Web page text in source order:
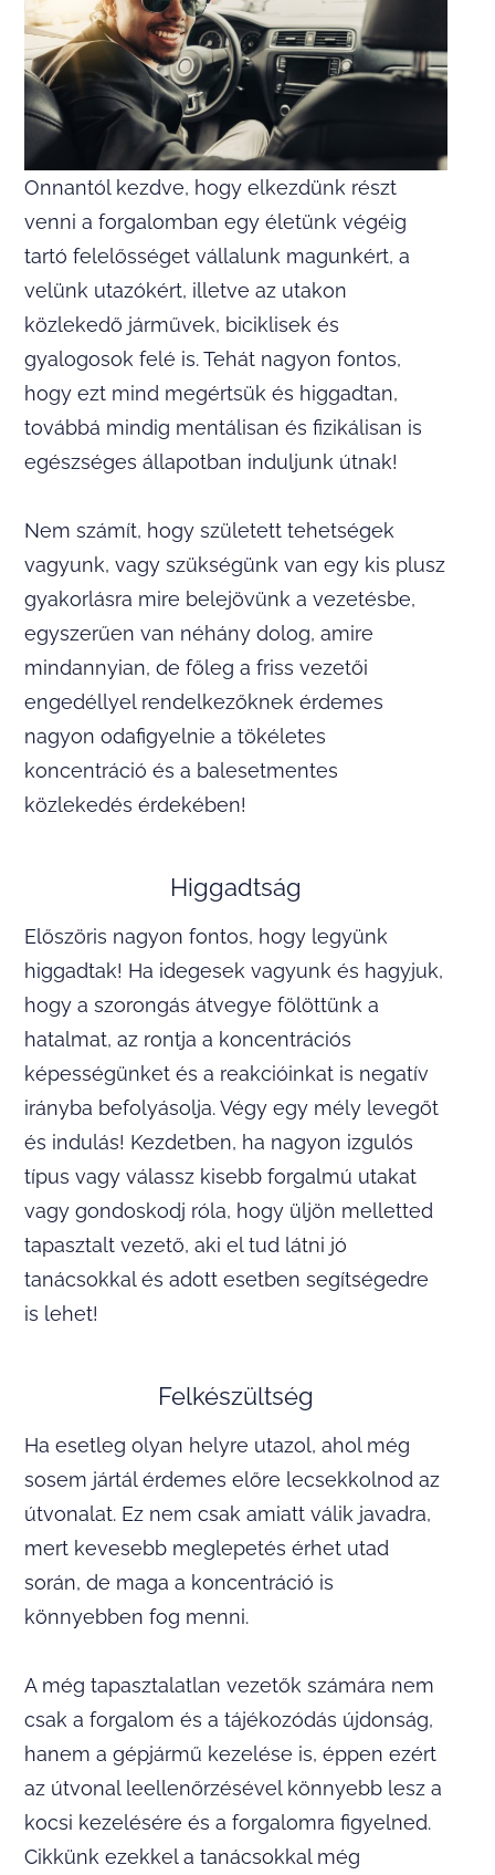
Onnantól kezdve, hogy elkezdünk részt
venni a forgalomban egy életünk végéig
tartó felelősséget vállalunk magunkért, a
velünk utazókért, illetve az utakon
közlekedő járművek, biciklisek és
gyalogosok felé is. Tehát nagyon fontos,
hogy ezt mind megértsük és higgadtan,
továbbá mindig mentálisan és fizikálisan is
egészséges állapotban induljunk útnak!
Nem számít, hogy született tehetségek
vagyunk, vagy szükségünk van egy kis plusz
gyakorlásra mire belejövünk a vezetésbe,
egyszerűen van néhány dolog, amire
mindannyian, de főleg a friss vezetői
engedéllyel rendelkezőknek érdemes
nagyon odafigyelnie a tökéletes
koncentráció és a balesetmentes
közlekedés érdekében!
Higgadtság
Előszöris nagyon fontos, hogy legyünk
higgadtak! Ha idegesek vagyunk és hagyjuk,
hogy a szorongás átvegye fölöttünk a
hatalmat, az rontja a koncentrációs
képességünket és a reakcióinkat is negatív
irányba befolyásolja. Végy egy mély levegőt
és indulás! Kezdetben, ha nagyon izgulós
típus vagy válassz kisebb forgalmú utakat
vagy gondoskodj róla, hogy üljön melletted
tapasztalt vezető, aki el tud látni jó
tanácsokkal és adott esetben segítségedre
is lehet!
Felkészültség
Ha esetleg olyan helyre utazol, ahol még
sosem jártál érdemes előre lecsekkolnod az
útvonalat. Ez nem csak amiatt válik javadra,
mert kevesebb meglepetés érhet utad
során, de maga a koncentráció is
könnyebben fog menni.
A még tapasztalatlan vezetők számára nem
csak a forgalom és a tájékozódás újdonság,
hanem a gépjármű kezelése is, éppen ezért
az útvonal leellenőrzésével könnyebb lesz a
kocsi kezelésére és a forgalomra figyelned.
Cikkünk ezekkel a tanácsokkal még